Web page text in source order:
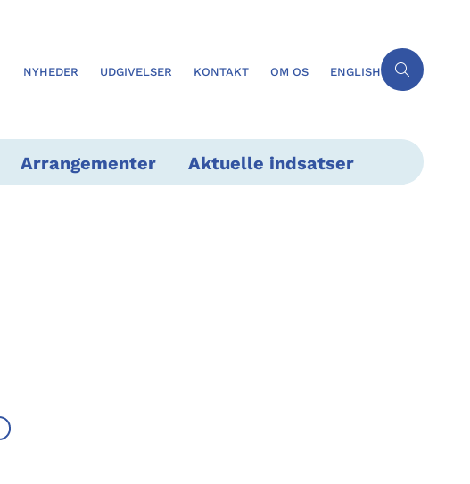
NYHEDER UDGIVELSER KONTAKT OM OS ENGLISH
Arrangementer Aktuelle indsatser